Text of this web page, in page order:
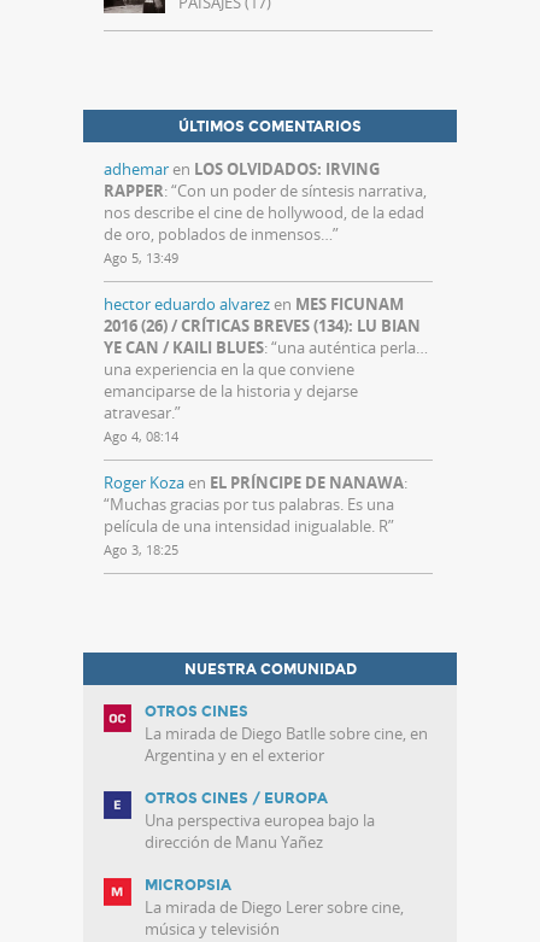
ÚLTIMOS COMENTARIOS
adhemaren LOS OLVIDADOS: IRVING
RAPPER: “Con un poder de síntesis narrativa,
nos describe el cine de hollywood, de la edad
de oro, poblados de inmensos…”
Ago 5, 13:49
hector eduardo alvarezen MES FICUNAM
2016 (26) / CRÍTICAS BREVES (134): LU BIAN
YE CAN / KAILI BLUES: “una auténtica perla…
una experiencia en la que conviene
emanciparse de la historia y dejarse
atravesar.”
Ago 4, 08:14
Roger Kozaen EL PRÍNCIPE DE NANAWA:
“Muchas gracias por tus palabras. Es una
película de una intensidad inigualable. R”
Ago 3, 18:25
NUESTRA COMUNIDAD
OTROS CINES
La mirada de Diego Batlle sobre cine, en
Argentina y en el exterior
OTROS CINES / EUROPA
Una perspectiva europea bajo la
dirección de Manu Yañez
MICROPSIA
La mirada de Diego Lerer sobre cine,
música y televisión